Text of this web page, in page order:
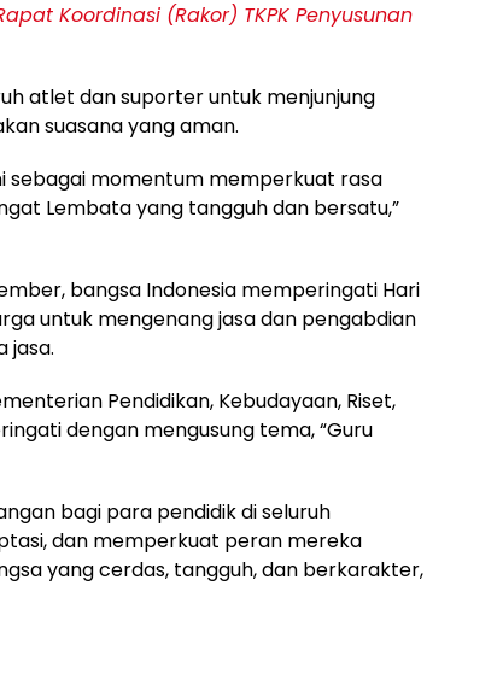
Koordinasi (Rakor) TKPK Penyusunan
atlet dan suporter untuk menjunjung
suasana yang aman.
sebagai momentum memperkuat rasa
Lembata yang tangguh dan bersatu,”
bangsa Indonesia memperingati Hari
untuk mengenang jasa dan pengabdian
jasa.
Pendidikan, Kebudayaan, Riset,
dengan mengusung tema, “Guru
bagi para pendidik di seluruh
dan memperkuat peran mereka
yang cerdas, tangguh, dan berkarakter,